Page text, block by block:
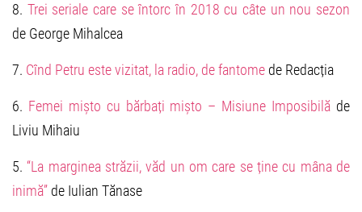
8. Trei seriale care se întorc în 2018 cu câte un nou sezon
de George Mihalcea
7. Cînd Petru este vizitat, la radio, de fantome de Redacția
6. Femei mișto cu bărbați mișto – Misiune Imposibilă de
Liviu Mihaiu
5. “La marginea străzii, văd un om care se ține cu mâna de
inimă” de Iulian Tănase